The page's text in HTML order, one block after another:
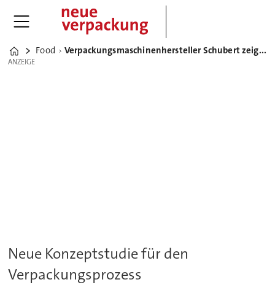
Home
Food Verpackungsmaschinenhersteller Schubert zeigt Exponate mit zukunftsweisenden Technologien
ANZEIGE
ANZEIGE
Neue Konzeptstudie für den
Verpackungsprozess